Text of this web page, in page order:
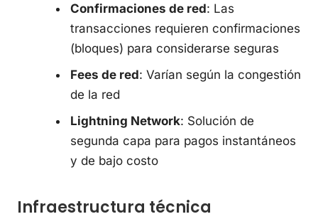
Confirmaciones de red: Las
transacciones requieren confirmaciones
(bloques) para considerarse seguras
Fees de red: Varían según la congestión
de la red
Lightning Network: Solución de
segunda capa para pagos instantáneos
y de bajo costo
Infraestructura técnica